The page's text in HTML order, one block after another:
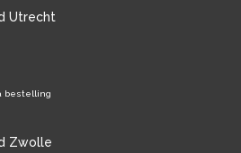
Utrecht
bestelling
Zwolle